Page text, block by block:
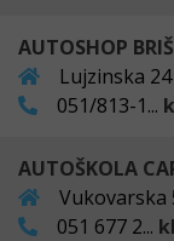
AUTOSHOP
Lujzinska
051/813-1...
AUTOŠKOLA
051 677 2...